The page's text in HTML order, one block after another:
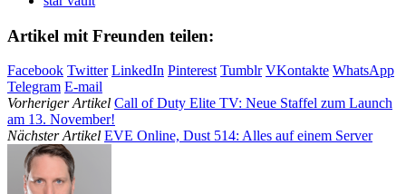
Artikel mit Freunden teilen:
Facebook Twitter LinkedIn Pinterest Tumblr VKontakte WhatsApp
Telegram E-mail
Vorheriger Artikel Call of Duty Elite TV: Neue Staffel zum Launch
am 13. November!
Nächster Artikel EVE Online, Dust 514: Alles auf einem Server